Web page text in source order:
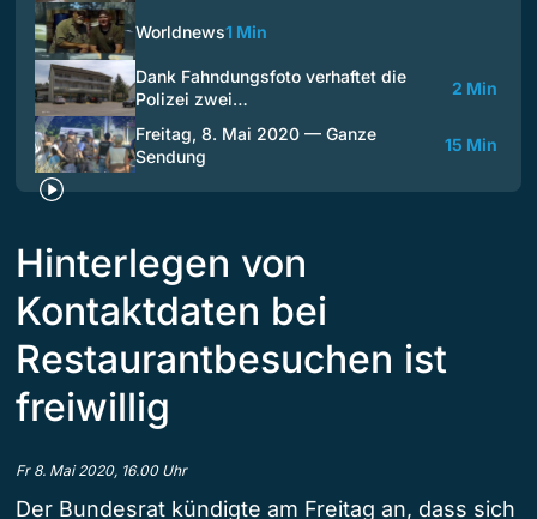
Worldnews1 Min
Dank Fahndungsfoto verhaftet die
Polizei zwei…
2 Min
Freitag, 8. Mai 2020 — Ganze
Sendung
15 Min
Hinterlegen von
Kontaktdaten bei
Restaurantbesuchen ist
freiwillig
Fr 8. Mai 2020, 16.00 Uhr
Der Bundesrat kündigte am Freitag an, dass sich